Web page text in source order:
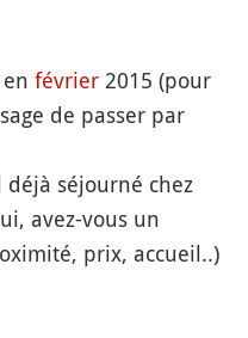
février 2015 (pour
de passer par
séjourné chez
avez-vous un
prix, accueil..)